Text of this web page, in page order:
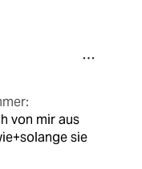
von mir aus
sie